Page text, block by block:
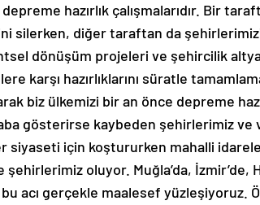
hazırlık çalışmalarıdır. Bir
silerken, diğer taraftan da
dönüşüm projeleri ve şehircilik
karşı hazırlıklarını süratle
biz ülkemizi bir an önce depreme
gösterirse kaybeden şehirlerimiz ve
siyaseti için koştururken mahalli
oluyor. Muğla’da, İzmir’de,
acı gerçekle maalesef yüzleşiyoruz.